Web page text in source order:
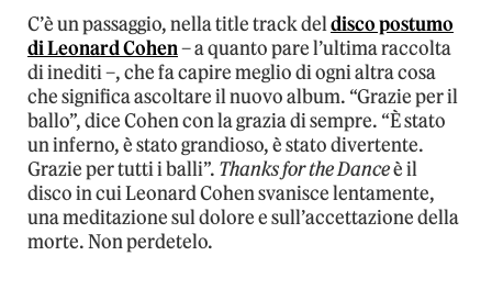
C’è un passaggio, nella title track deldisco postumo
di Leonard Cohen– a quanto pare l’ultima raccolta
di inediti –, che fa capire meglio di ogni altra cosa
che significa ascoltare il nuovo album. “Grazie per il
ballo”, dice Cohen con la grazia di sempre. “È stato
un inferno, è stato grandioso, è stato divertente.
Grazie per tutti i balli”. Thanks for the Danceè il
disco in cui Leonard Cohen svanisce lentamente,
una meditazione sul dolore e sull’accettazione della
morte. Non perdetelo.